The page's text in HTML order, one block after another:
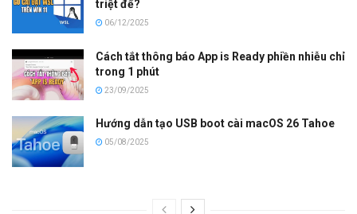
triệt để?
06/12/2025
Cách tắt thông báo App is Ready phiền nhiễu chỉ
trong 1 phút
23/09/2025
Hướng dẫn tạo USB boot cài macOS 26 Tahoe
05/08/2025